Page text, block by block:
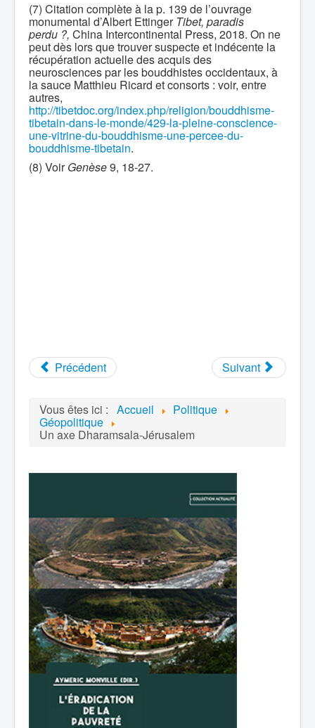
(7) Citation complète à la p. 139 de l’ouvrage
monumental d’Albert Ettinger Tibet, paradis
perdu ?, China Intercontinental Press, 2018. On ne
peut dès lors que trouver suspecte et indécente la
récupération actuelle des acquis des
neurosciences par les bouddhistes occidentaux, à
la sauce Matthieu Ricard et consorts : voir, entre
autres,
http://tibetdoc.org/index.php/religion/bouddhisme-
tibetain-dans-le-monde/429-la-pleine-conscience-
une-vitrine-du-bouddhisme-une-percee-du-
bouddhisme-tibetain.
(8) VoirGenèse9, 18-27.
Précédent Suivant
Vous êtes ici : Accueil Politique
Géopolitique
Un axe Dharamsala-Jérusalem